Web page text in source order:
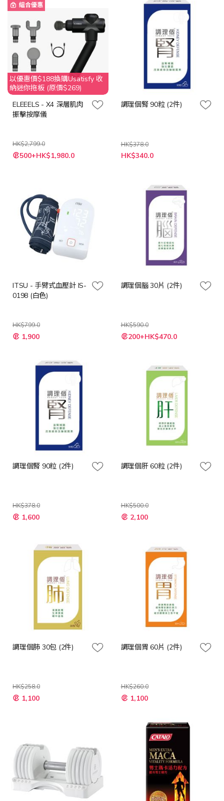
組合優惠
以優惠價$188換購Usatisfy 收
納迷你拖板 (原價$269)
ELEEELS - X4 深層肌肉
振擊按摩儀
HK$2,799.0
特
殊 500+HK$1,980.0
調理個腎 90粒 (2件)
HK$378.0
特
殊
HK$340.0
ITSU - 手臂式血壓計 IS-
0198 (白色)
HK$799.0
特
殊 1,900
調理個腦 30片 (2件)
HK$590.0
特
殊 200+HK$470.0
調理個腎 90粒 (2件)
HK$378.0
特
殊 1,600
調理個肝 60粒 (2件)
HK$500.0
特
殊 2,100
調理個肺 30包 (2件)
HK$258.0
特
殊 1,100
調理個胃 60片 (2件)
HK$260.0
特
殊 1,100